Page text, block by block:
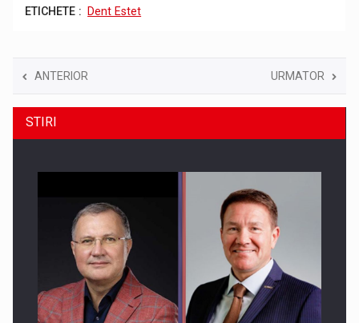
ETICHETE : Dent Estet
ANTERIOR URMATOR
STIRI